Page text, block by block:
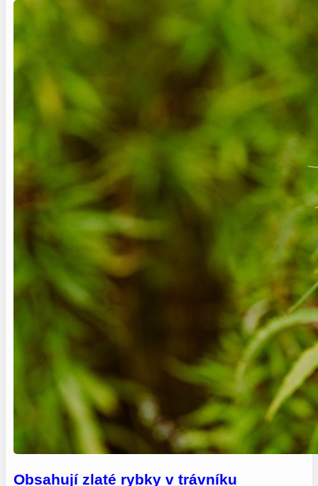
Obsahují zlaté rybky v trávníku